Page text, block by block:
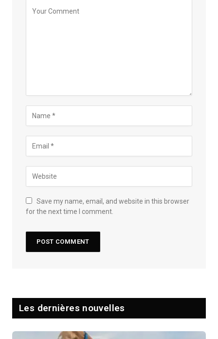
Save my name, email, and website in this browser
for the next time I comment.
Les dernières nouvelles